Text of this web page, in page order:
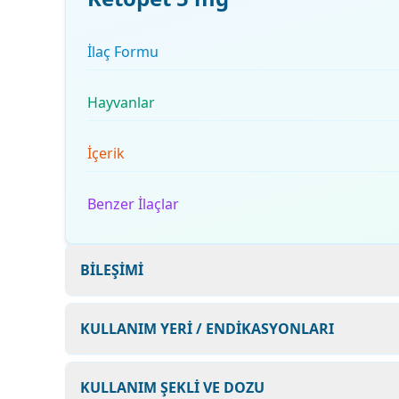
İlaç Formu
Hayvanlar
İçerik
Benzer İlaçlar
BİLEŞİMİ
KULLANIM YERİ / ENDİKASYONLARI
KULLANIM ŞEKLİ VE DOZU